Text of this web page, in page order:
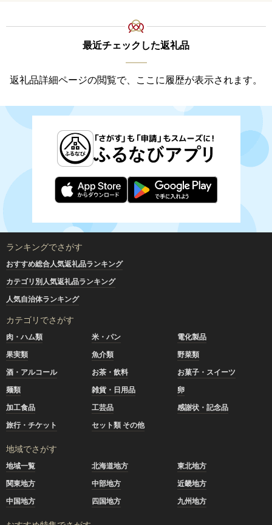
最近チェックした返礼品
返礼品詳細ページの閲覧で、ここに履歴が表示されます。
ランキングでさがす
おすすめ総合人気返礼品ランキング
カテゴリ別人気返礼品ランキング
人気自治体ランキング
カテゴリでさがす
肉・ハム類 米・パン
電化製品
果実類
魚介類
野菜類
酒・アルコール
お茶・飲料
お菓子・スイーツ
麺類
雑貨・日用品
卵
加工食品
工芸品
感謝状・記念品
旅行・チケット
セット類 その他
地域でさがす
地域一覧 北海道地方
東北地方
関東地方
中部地方
近畿地方
中国地方
四国地方 九州地方